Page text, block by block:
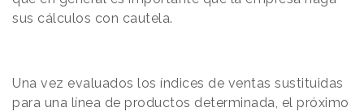
sus cálculos con cautela.
Una vez evaluados los índices de ventas sustituidas
para una línea de productos determinada, el próximo